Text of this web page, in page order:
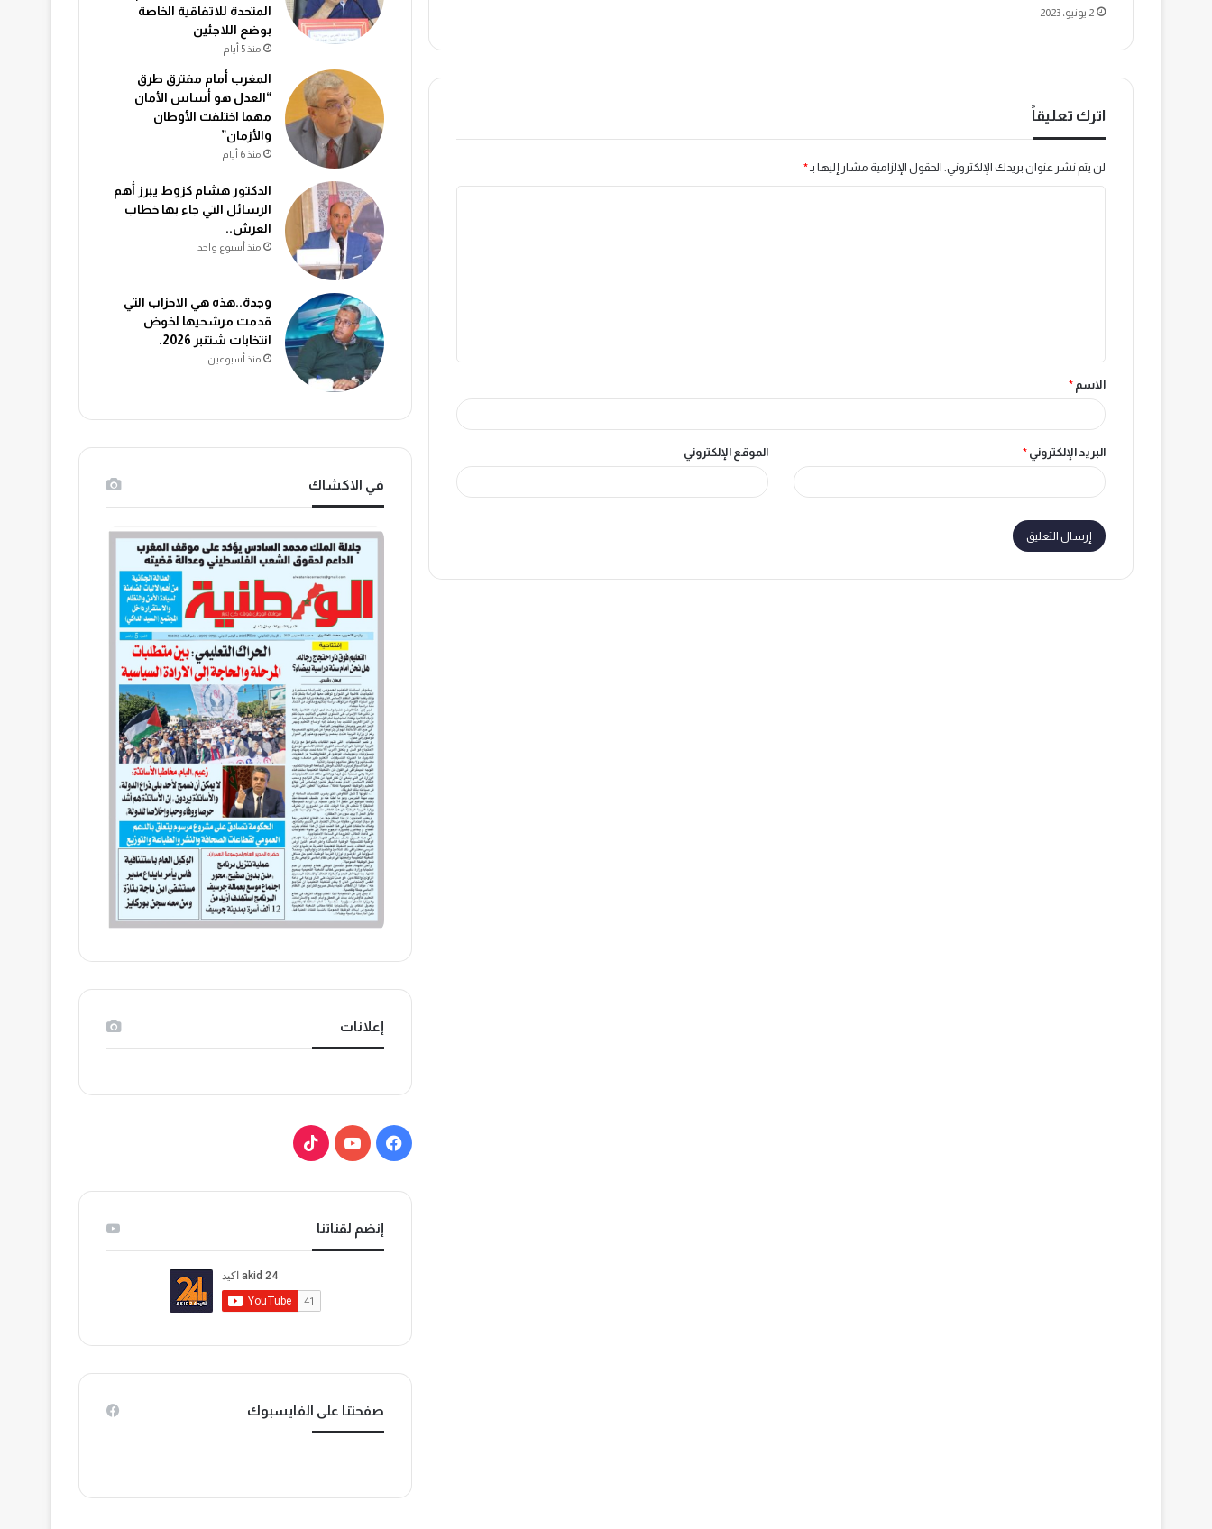
2 يونيو، 2023
اترك تعليقاً
لن يتم نشر عنوان بريدك الإلكتروني. الحقول الإلزامية مشار إليها بـ *
ق
*
الاسم *
البريد الإلكتروني * الموقع الإلكتروني
المتحدة للاتفاقية الخاصة
بوضع اللاجئين
منذ 5 أيام
المغرب أمام مفترق طرق
“العدل هو أساس الأمان
مهما اختلفت الأوطان
والأزمان”
منذ 6 أيام
الدكتور هشام كزوط يبرز أهم
الرسائل التي جاء بها خطاب
العرش..
منذ أسبوع واحد
وجدة..هذه هي الاحزاب التي
قدمت مرشحيها لخوض
انتخابات شتنبر 2026.
منذ أسبوعين
في الاكشاك
إعلانات
ف
ب
ي
k
T
إنضم لقناتنا
صفحتنا على الفايسبوك